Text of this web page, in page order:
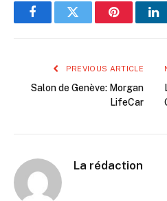
FacebookTwitter Pinterest
PREVIOUS ARTICLE
Salon de Genève: Morgan
LifeCar
La rédaction